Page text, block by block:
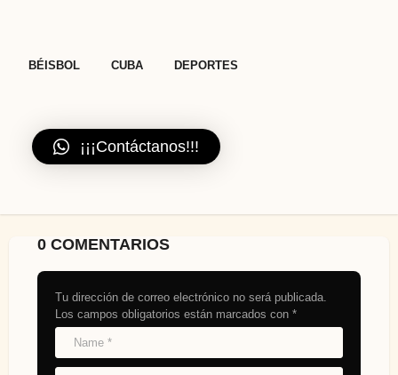
BÉISBOL CUBA DEPORTES
¡¡¡Contáctanos!!!
0 COMENTARIOS
Tu dirección de correo electrónico no será publicada.
Los campos obligatorios están marcados con *